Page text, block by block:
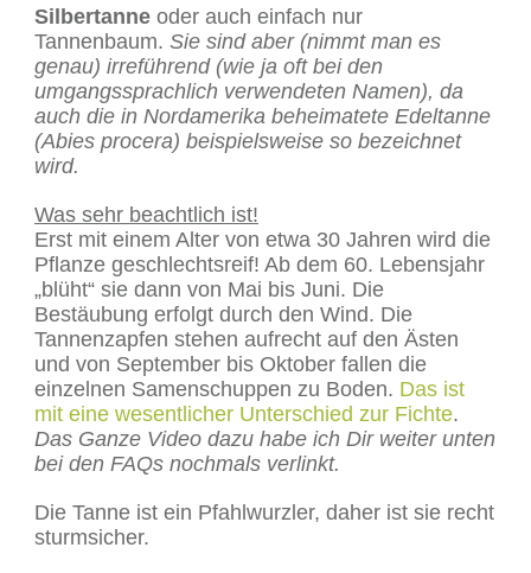
Silbertanne oder auch einfach nur
Tannenbaum. Sie sind aber (nimmt man es
genau) irreführend (wie ja oft bei den
umgangssprachlich verwendeten Namen), da
auch die in Nordamerika beheimatete Edeltanne
(Abies procera) beispielsweise so bezeichnet
wird.
Was sehr beachtlich ist!
Erst mit einem Alter von etwa 30 Jahren wird die
Pflanze geschlechtsreif! Ab dem 60. Lebensjahr
„blüht“ sie dann von Mai bis Juni. Die
Bestäubung erfolgt durch den Wind. Die
Tannenzapfen stehen aufrecht auf den Ästen
und von September bis Oktober fallen die
einzelnen Samenschuppen zu Boden. Das ist
mit eine wesentlicher Unterschied zur Fichte.
Das Ganze Video dazu habe ich Dir weiter unten
bei den FAQs nochmals verlinkt.
Die Tanne ist ein Pfahlwurzler, daher ist sie recht
sturmsicher.